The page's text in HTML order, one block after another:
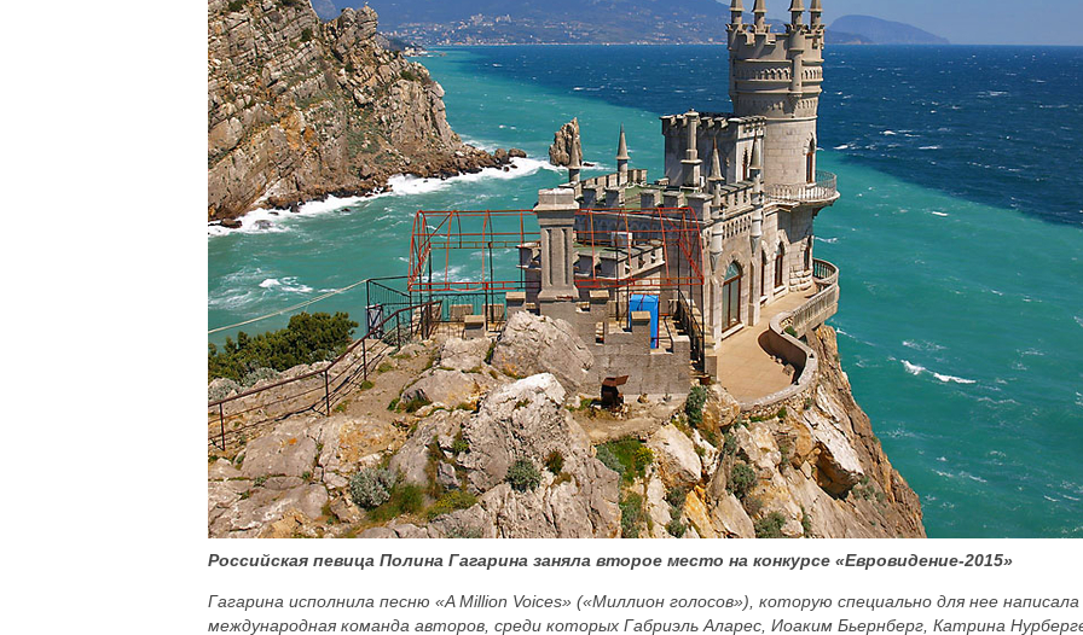
Российская певица Полина Гагарина заняла второе место на конкурсе «Евровидение-2015»
Гагарина исполнила песню «A Million Voices» («Миллион голосов»), которую специально для нее написала
международная команда авторов, среди которых Габриэль Аларес, Иоаким Бьернберг, Катрина